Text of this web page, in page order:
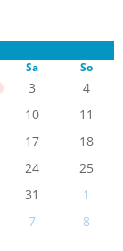
Sa So
3
4
10
11
17
18
24
25
31
1
7 8